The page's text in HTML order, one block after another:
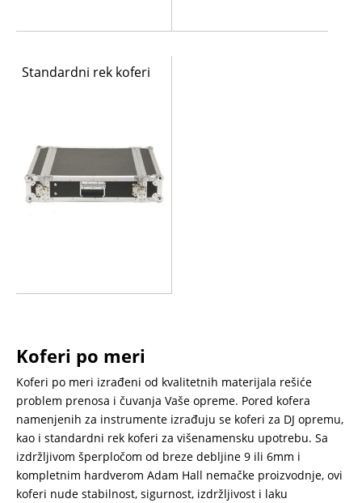
Standardni rek koferi
Koferi po meri
Koferi po meri izrađeni od kvalitetnih materijala rešiće
problem prenosa i čuvanja Vaše opreme. Pored kofera
namenjenih za instrumente izrađuju se koferi za DJ opremu,
kao i standardni rek koferi za višenamensku upotrebu. Sa
izdržljivom šperpločom od breze debljine 9 ili 6mm i
kompletnim hardverom Adam Hall nemačke proizvodnje, ovi
koferi nude stabilnost, sigurnost, izdržljivost i laku